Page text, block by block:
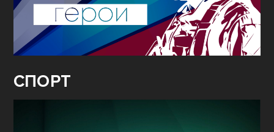
СВО. ГЕРОИ